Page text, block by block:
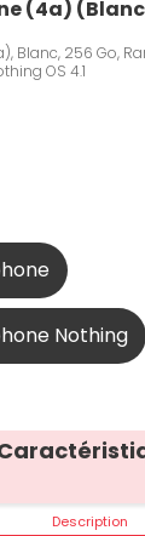
(4a)
Blanc, 256 Go,
OS 4.1
Nothing
Description